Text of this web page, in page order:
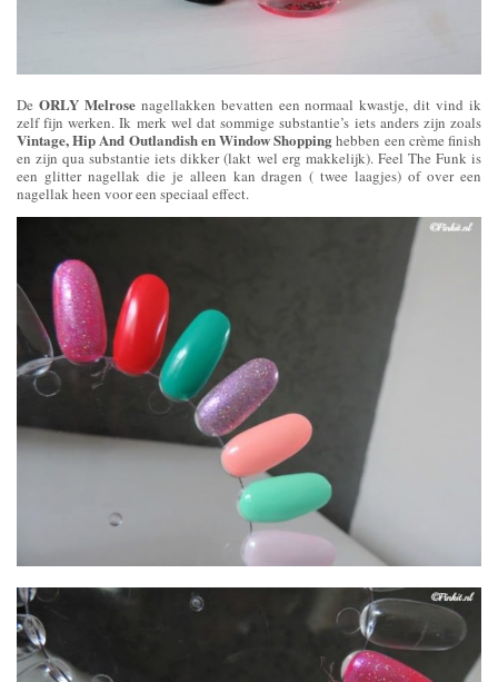
De ORLY Melrosenagellakken bevatten een normaal kwastje, dit vind ik
zelf fijn werken. Ik merk wel dat sommige substantie’s iets anders zijn zoals
Vintage, Hip And Outlandish en Window Shoppinghebben een crème finish
en zijn qua substantie iets dikker (lakt wel erg makkelijk). Feel The Funk is
een glitter nagellak die je alleen kan dragen ( twee laagjes) of over een
nagellak heen voor een speciaal effect.